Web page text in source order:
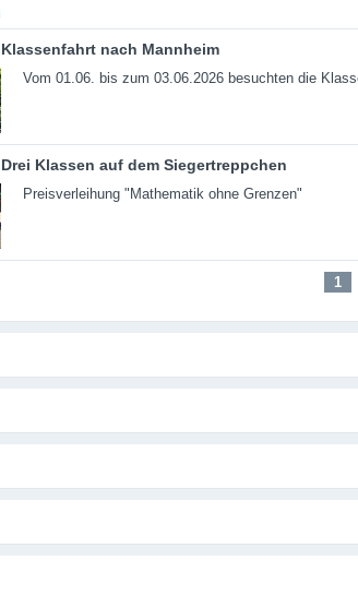
Klassenfahrt nach Mannheim
Vom 01.06. bis zum 03.06.2026 besuchten die
Drei Klassen auf dem Siegertreppchen
Preisverleihung "Mathematik ohne Grenzen"
1